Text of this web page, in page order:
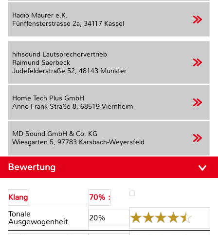
Radio Maurer e.K.
Fünffensterstrasse 2a, 34117 Kassel
hifisound Lautsprechervertrieb
Raimund Saerbeck
Jüdefelderstraße 52, 48143 Münster
Home Tech Plus GmbH
Anne Frank Straße 8, 68519 Viernheim
MD Sound GmbH & Co. KG
Wiesgarten 5, 97783 Karsbach-Weyersfeld
Bewertung
Klang
70% :
Tonale
Ausgewogenheit 20%